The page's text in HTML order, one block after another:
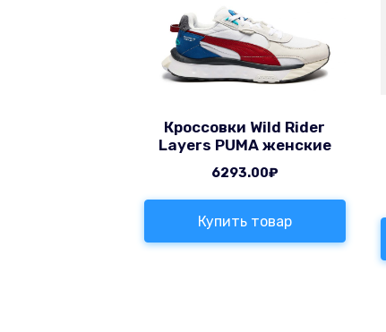
Кроссовки Wild Rider
Layers PUMA женские
6293.00₽
Купить товар